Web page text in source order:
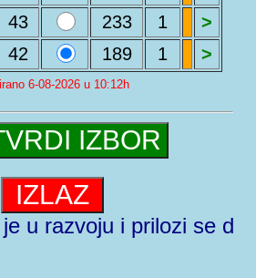
43 233 1
>
42 189 1 >
6-08-2026 u 10:12h
u razvoju i prilozi se